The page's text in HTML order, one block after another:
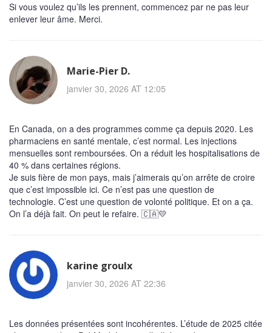
Si vous voulez qu’ils les prennent, commencez par ne pas leur
enlever leur âme. Merci.
Marie-Pier D.
janvier 30, 2026 AT 12:05
En Canada, on a des programmes comme ça depuis 2020. Les
pharmaciens en santé mentale, c’est normal. Les injections
mensuelles sont remboursées. On a réduit les hospitalisations de
40 % dans certaines régions.
Je suis fière de mon pays, mais j’aimerais qu’on arrête de croire
que c’est impossible ici. Ce n’est pas une question de
technologie. C’est une question de volonté politique. Et on a ça.
On l’a déjà fait. On peut le refaire. 🇨🇦💛
karine groulx
janvier 30, 2026 AT 22:36
Les données présentées sont incohérentes. L’étude de 2025 citée